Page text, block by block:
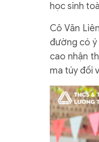
học sinh
Cô Văn
đường có ý
cao nhận
ma túy đối